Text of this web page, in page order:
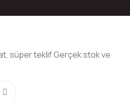
süper teklif Gerçek stok ve